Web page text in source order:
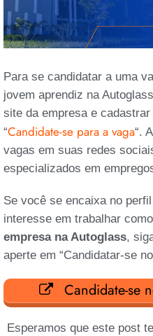
Para se candidatar a uma
jovem aprendiz na
site da empresa e
“Candidate-se para a vaga“.
vagas em suas redes
especializados em
Se você se encaixa no
interesse em trabalhar como
empresa na Autoglass,
aperte em “Candidatar-se
Candidate-se
Esperamos que este post